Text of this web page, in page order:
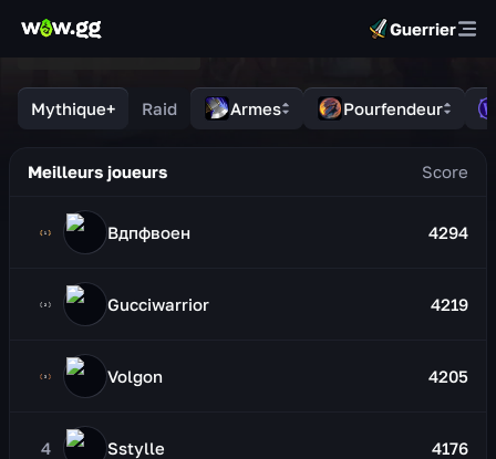
Guerrier
Mythique+ Raid Armes Pourfendeur
Meilleurs joueurs
Вдпфвоен 4294
Gucciwarrior 4219
Volgon 4205
4 Sstylle 4176